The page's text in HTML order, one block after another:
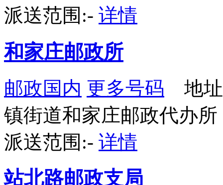
派送范围:- 详情
和家庄邮政所
邮政国内 更多号码 地址
镇街道和家庄邮政代办所
派送范围:- 详情
站北路邮政支局